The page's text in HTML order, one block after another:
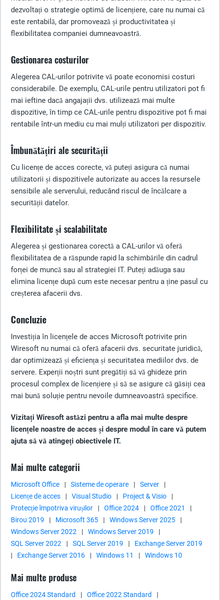
dezvoltați o strategie optimă de licențiere, care nu numai că
este rentabilă, dar promovează și productivitatea și
flexibilitatea companiei dumneavoastră.
Gestionarea costurilor
Alegerea CAL-urilor potrivite vă poate economisi costuri
considerabile. De exemplu, CAL-urile pentru utilizatori pot fi
mai ieftine dacă angajații dvs. utilizează mai multe
dispozitive, în timp ce CAL-urile pentru dispozitive pot fi mai
rentabile într-un mediu cu mai mulți utilizatori per dispozitiv.
Îmbunătățiri ale securității
Cu licențe de acces corecte, vă puteți asigura că numai
utilizatorii și dispozitivele autorizate au acces la resursele
sensibile ale serverului, reducând riscul de încălcare a
securității datelor.
Flexibilitate și scalabilitate
Alegerea și gestionarea corectă a CAL-urilor vă oferă
flexibilitatea de a răspunde rapid la schimbările din cadrul
forței de muncă sau al strategiei IT. Puteți adăuga sau
elimina licențe după cum este necesar pentru a ține pasul cu
creșterea afacerii dvs.
Concluzie
Investiția în licențele de acces Microsoft potrivite prin
Wiresoft nu numai că oferă afacerii dvs. securitate juridică,
dar optimizează și eficiența și securitatea mediilor dvs. de
servere. Experții noștri sunt pregătiți să vă ghideze prin
procesul complex de licențiere și să se asigure că găsiți cea
mai bună soluție pentru nevoile dumneavoastră specifice.
Vizitați Wiresoft astăzi pentru a afla mai multe despre
licențele noastre de acces și despre modul în care vă putem
ajuta să vă atingeți obiectivele IT.
Mai multe categorii
Microsoft Office | Sisteme de operare | Server
|
Licențe de acces
| Visual Studio | Project & Visio
|
Protecție împotriva virușilor
| Office 2024 | Office 2021
|
Birou 2019
| Microsoft 365 | Windows Server 2025
|
Windows Server 2022
| Windows Server 2019
|
SQL Server 2022
| SQL Server 2019 |
Exchange Server 2019
|
Exchange Server 2016 | Windows 11 | Windows 10
Mai multe produse
Office 2024 Standard | Office 2022 Standard
|